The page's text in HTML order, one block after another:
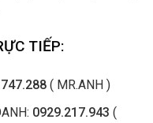
TIẾP:
( MR.ANH )
0929.217.943 (